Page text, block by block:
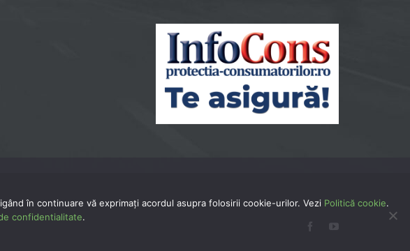
FacebookYouTube
în continuare vă exprimaţi acordul asupra folosirii cookie-urilor. Vezi Politică cookie.
confidentialitate.